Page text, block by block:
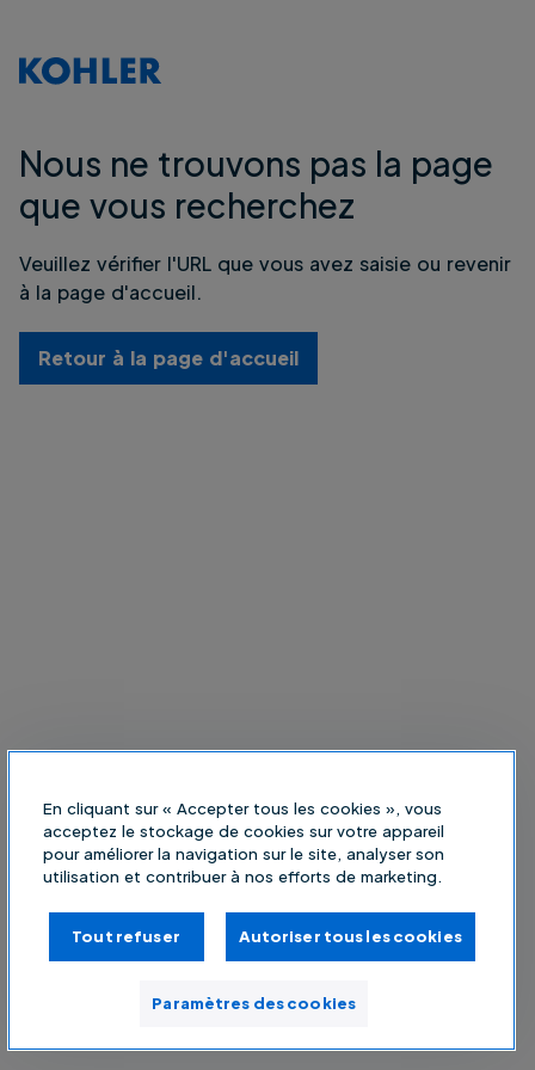
Nous ne trouvons pas la page
que vous recherchez
Veuillez vérifier l'URL que vous avez saisie ou revenir
à la page d'accueil.
Retour à la page d'accueil
En cliquant sur « Accepter tous les cookies », vous
acceptez le stockage de cookies sur votre appareil
pour améliorer la navigation sur le site, analyser son
utilisation et contribuer à nos efforts de marketing.
Tout refuser Autoriser tous les cookies
Paramètres des cookies